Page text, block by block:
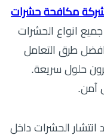
مكافحة حشرات
انواع الحشرات
افضل طرق التعامل
حلول سريعة.
آمن.
انتشار الحشرات داخل